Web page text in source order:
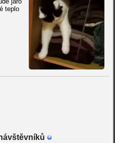
teplo